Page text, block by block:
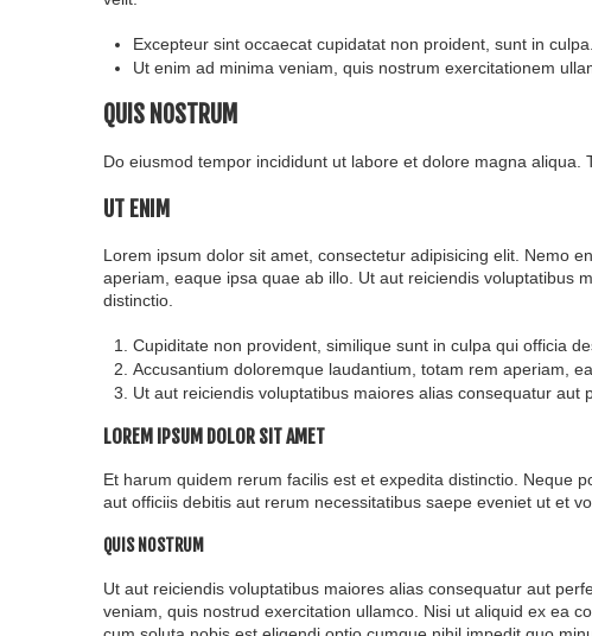
Excepteur sint occaecat cupidatat non proident, sunt in culpa.
Ut enim ad minima veniam, quis nostrum exercitationem
QUIS NOSTRUM
Do eiusmod tempor incididunt ut labore et dolore magna
UT ENIM
Lorem ipsum dolor sit amet, consectetur adipisicing elit. Nemo
aperiam, eaque ipsa quae ab illo. Ut aut reiciendis voluptatibus
distinctio.
Cupiditate non provident, similique sunt in culpa qui officia
Accusantium doloremque laudantium, totam rem aperiam,
Ut aut reiciendis voluptatibus maiores alias consequatur aut
LOREM IPSUM DOLOR SIT AMET
Et harum quidem rerum facilis est et expedita distinctio. Neque
aut officiis debitis aut rerum necessitatibus saepe eveniet ut et
QUIS NOSTRUM
Ut aut reiciendis voluptatibus maiores alias consequatur aut
veniam, quis nostrud exercitation ullamco. Nisi ut aliquid ex ea